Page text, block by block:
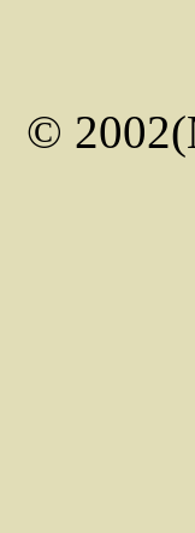
©